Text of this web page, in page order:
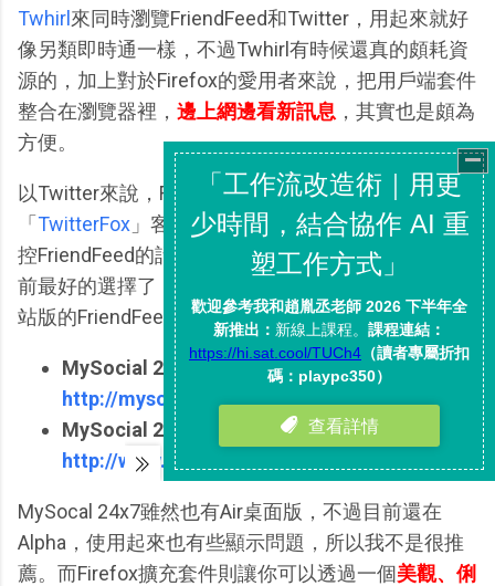
Twhirl來同時瀏覽FriendFeed和Twitter，用起來就好
像另類即時通一樣，不過Twhirl有時候還真的頗耗資
源的，加上對於Firefox的愛用者來說，把用戶端套件
整合在瀏覽器裡， 邊上網邊看新訊息 ，其實也是頗為
方便。
以Twitter來說，Firefox上比較多人使用的是
「TwitterFox 」客戶端。而如果你想在Firefox上面監
控FriendFeed的話，「MySocial 24x7」應該就是目
前最好的選擇了，甚至它有些地方的表現還超越了網
站版的FriendFeed。
MySocial 24x7 for Firefox：
http://mysocial247.com/
MySocial 24x7 Air測試版：
http://www.mysocial247.com/air
MySocal 24x7雖然也有Air桌面版，不過目前還在
Alpha，使用起來也有些顯示問題，所以我不是很推
薦。而Firefox擴充套件則讓你可以透過一個美觀、俐